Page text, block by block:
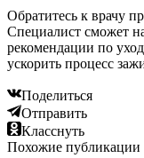
Обратитесь к врачу
Специалист сможет
рекомендации по
ускорить процесс
Поделиться
Отправить
Класснуть
Похожие публикации